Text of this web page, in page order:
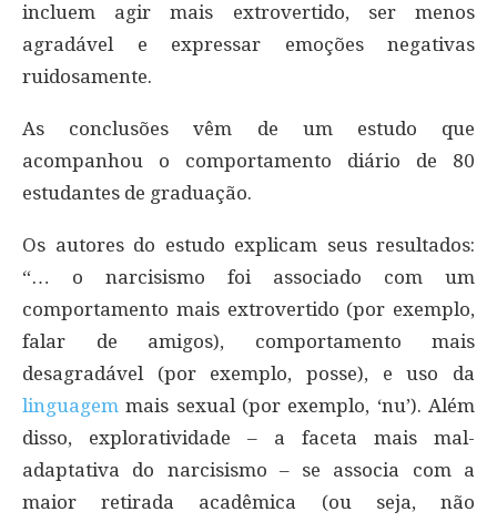
incluem agir mais extrovertido, ser menos
agradável e expressar emoções negativas
ruidosamente.
As conclusões vêm de um estudo que
acompanhou o comportamento diário de 80
estudantes de graduação.
Os autores do estudo explicam seus resultados:
“… o narcisismo foi associado com um
comportamento mais extrovertido (por exemplo,
falar de amigos), comportamento mais
desagradável (por exemplo, posse), e uso da
linguagem mais sexual (por exemplo, ‘nu’). Além
disso, exploratividade – a faceta mais mal-
adaptativa do narcisismo – se associa com a
maior retirada acadêmica (ou seja, não